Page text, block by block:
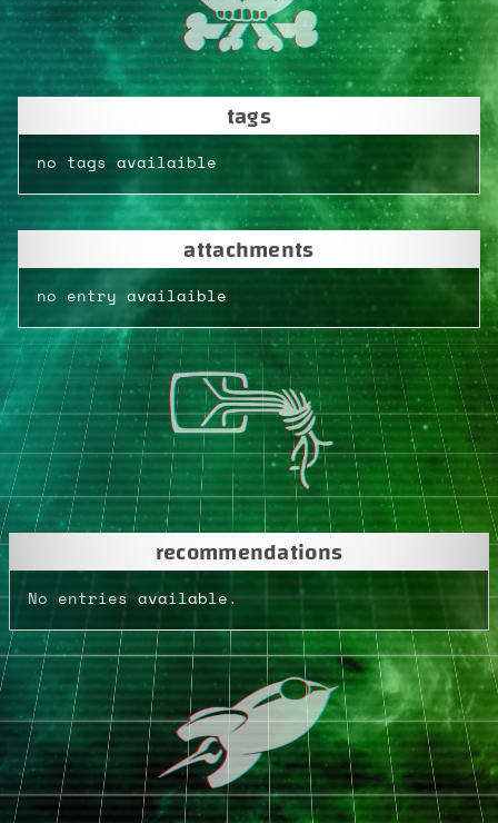
tags
no tags availaible
attachments
no entry availaible
recommendations
No entries available.